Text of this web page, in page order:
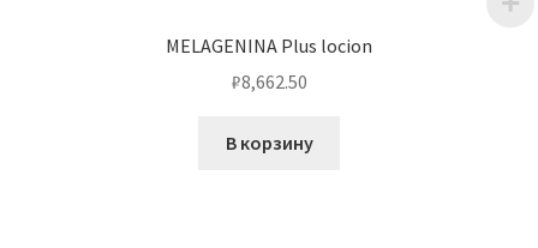
MELAGENINA Plus loсion
₽8,662.50
В корзину